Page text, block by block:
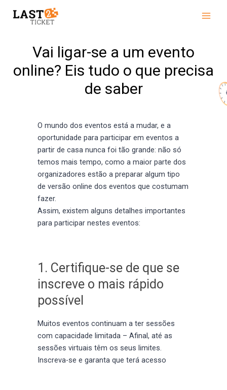
Main
Vai ligar-se a um evento
online? Eis tudo o que precisa
de saber
O mundo dos eventos está a mudar, e a
oportunidade para participar em eventos a
partir de casa nunca foi tão grande: não só
temos mais tempo, como a maior parte dos
organizadores estão a preparar algum tipo
de versão online dos eventos que costumam
fazer.
Assim, existem alguns detalhes importantes
para participar nestes eventos:
1. Certifique-se de que se
inscreve o mais rápido
possível
Muitos eventos continuam a ter sessões
com capacidade limitada – Afinal, até as
sessões virtuais têm os seus limites.
Inscreva-se e garanta que terá acesso